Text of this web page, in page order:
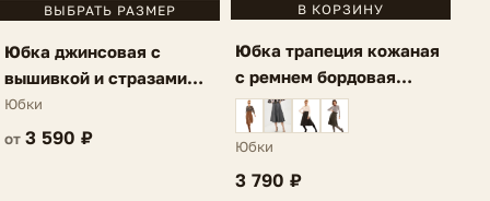
ВЫБРАТЬ РАЗМЕР
Юбка джинсовая с
вышивкой и стразами
темно-синяя Bellia
Юбки
от 3 590 ₽
В КОРЗИНУ
Юбка трапеция кожаная
с ремнем бордовая
Amelia
Юбки
3 790 ₽